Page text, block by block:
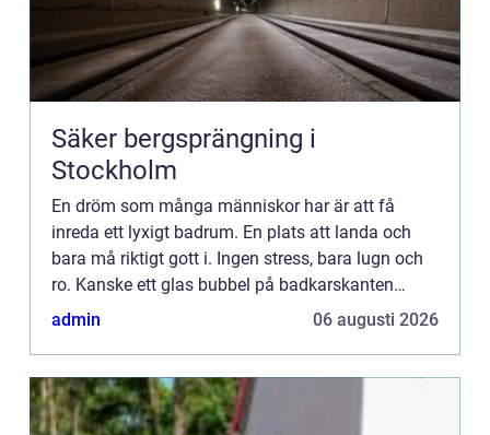
Säker bergsprängning i
Stockholm
En dröm som många människor har är att få
inreda ett lyxigt badrum. En plats att landa och
bara må riktigt gott i. Ingen stress, bara lugn och
ro. Kanske ett glas bubbel på badkarskanten
medans jetstrålarn...
admin 06 augusti 2026